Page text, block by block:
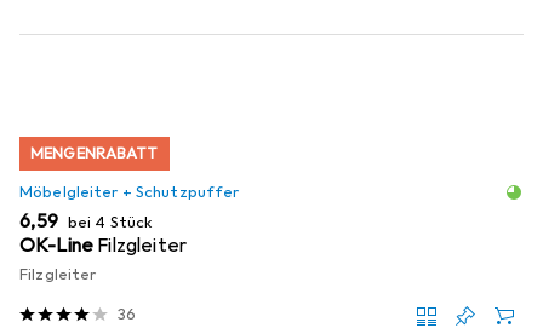
MENGENRABATT
Möbelgleiter + Schutzpuffer
EUR
6,59 bei 4 Stück
OK-Line Filzgleiter
Filzgleiter
36